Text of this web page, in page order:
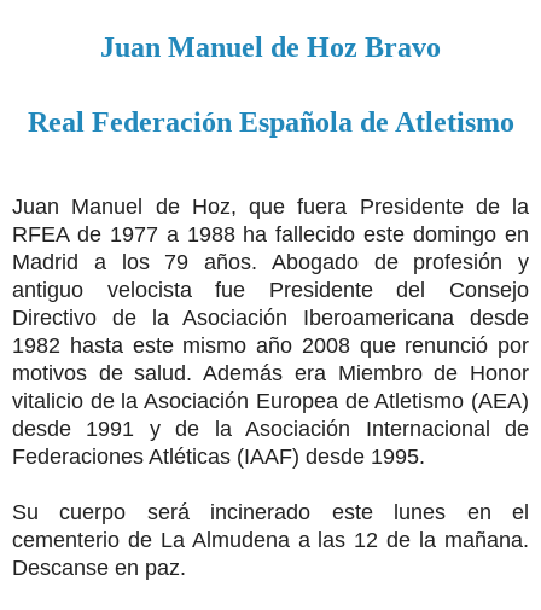
Juan Manuel de Hoz Bravo
Real Federación Española de Atletismo
Juan Manuel de Hoz, que fuera Presidente de la
RFEA de 1977 a 1988 ha fallecido este domingo en
Madrid a los 79 años. Abogado de profesión y
antiguo velocista fue Presidente del Consejo
Directivo de la Asociación Iberoamericana desde
1982 hasta este mismo año 2008 que renunció por
motivos de salud. Además era Miembro de Honor
vitalicio de la Asociación Europea de Atletismo (AEA)
desde 1991 y de la Asociación Internacional de
Federaciones Atléticas (IAAF) desde 1995.
Su cuerpo será incinerado este lunes en el
cementerio de La Almudena a las 12 de la mañana.
Descanse en paz.